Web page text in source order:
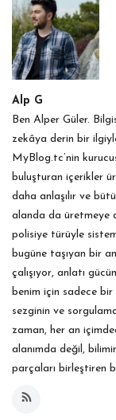
Alp G
Ben Alper Güler.
zekâya derin bir
MyBlog.tc’nin
buluşturan içerikler
daha anlaşılır ve
alanda da üretmeye
polisiye türüyle
bugüne taşıyan bir
çalışıyor, anlatı
benim için sadece
sezginin ve
zaman, her an
alanımda değil,
parçaları birleştiren